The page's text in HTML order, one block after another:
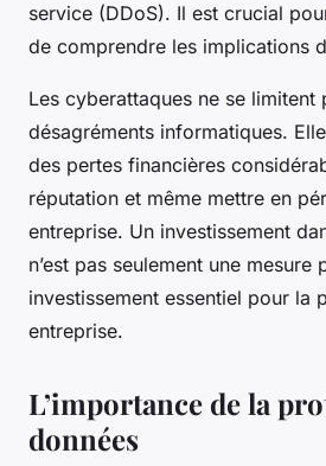
service (DDoS). Il est crucial
de comprendre les implications
Les cyberattaques ne se limitent
désagréments informatiques.
des pertes financières
réputation et même mettre en
entreprise. Un investissement
n’est pas seulement une mesure
investissement essentiel pour la
entreprise.
L’importance de la
données